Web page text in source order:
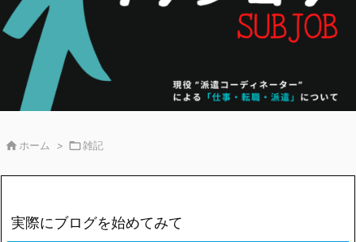

 ホーム > 雑記
実際にブログを始めてみて